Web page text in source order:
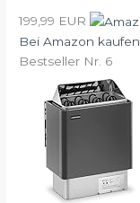
199,99 EUR
Bei Amazon kaufen
Bestseller Nr. 6